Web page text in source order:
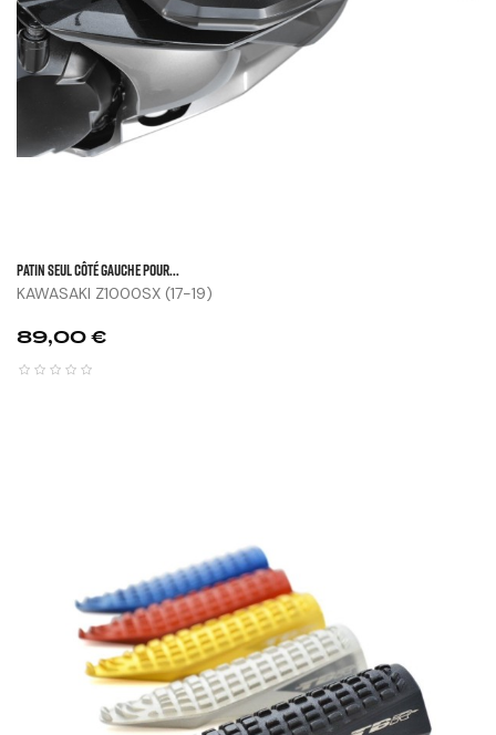
Patin Seul Côté Gauche Pour...
KAWASAKI Z1000SX (17-19)
Prix
89,00 €